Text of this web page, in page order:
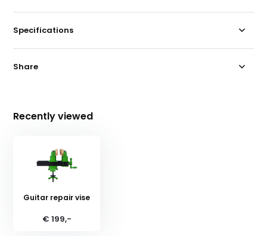
Specifications
Share
Recently viewed
Guitar repair vise
€ 199,-